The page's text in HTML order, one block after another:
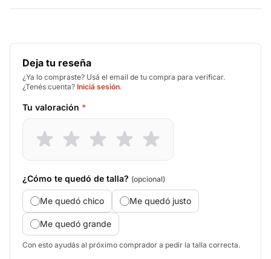
Deja tu reseña
¿Ya lo compraste? Usá el email de tu compra para verificar.
¿Tenés cuenta? Iniciá sesión.
Tu valoración *
¿Cómo te quedó de talla? (opcional)
Me quedó chico Me quedó justo
Me quedó grande
Con esto ayudás al próximo comprador a pedir la talla correcta.